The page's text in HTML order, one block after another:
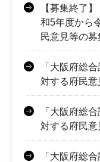
【募集終了
和5年度から
民意見等の
「大阪府総
対する府民
「大阪府総
対する府民
「大阪府総